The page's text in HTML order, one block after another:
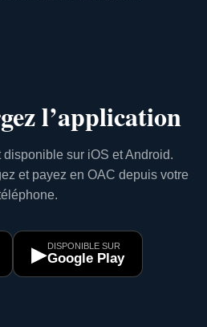
l’application
sur iOS et Android.
et payez en OAC depuis votre
▶DISPONIBLE SUR
Google Play